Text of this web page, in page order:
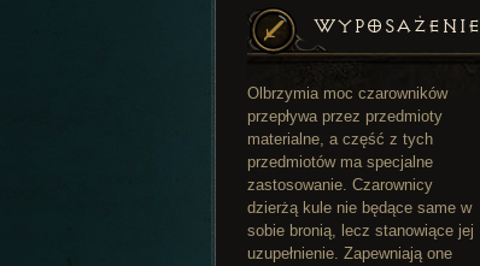
WYPOSAŻENIE
Olbrzymia moc czarowników
przepływa przez przedmioty
materialne, a część z tych
przedmiotów ma specjalne
zastosowanie. Czarownicy
dzierżą kule nie będące same w
sobie bronią, lecz stanowiące jej
uzupełnienie. Zapewniają one